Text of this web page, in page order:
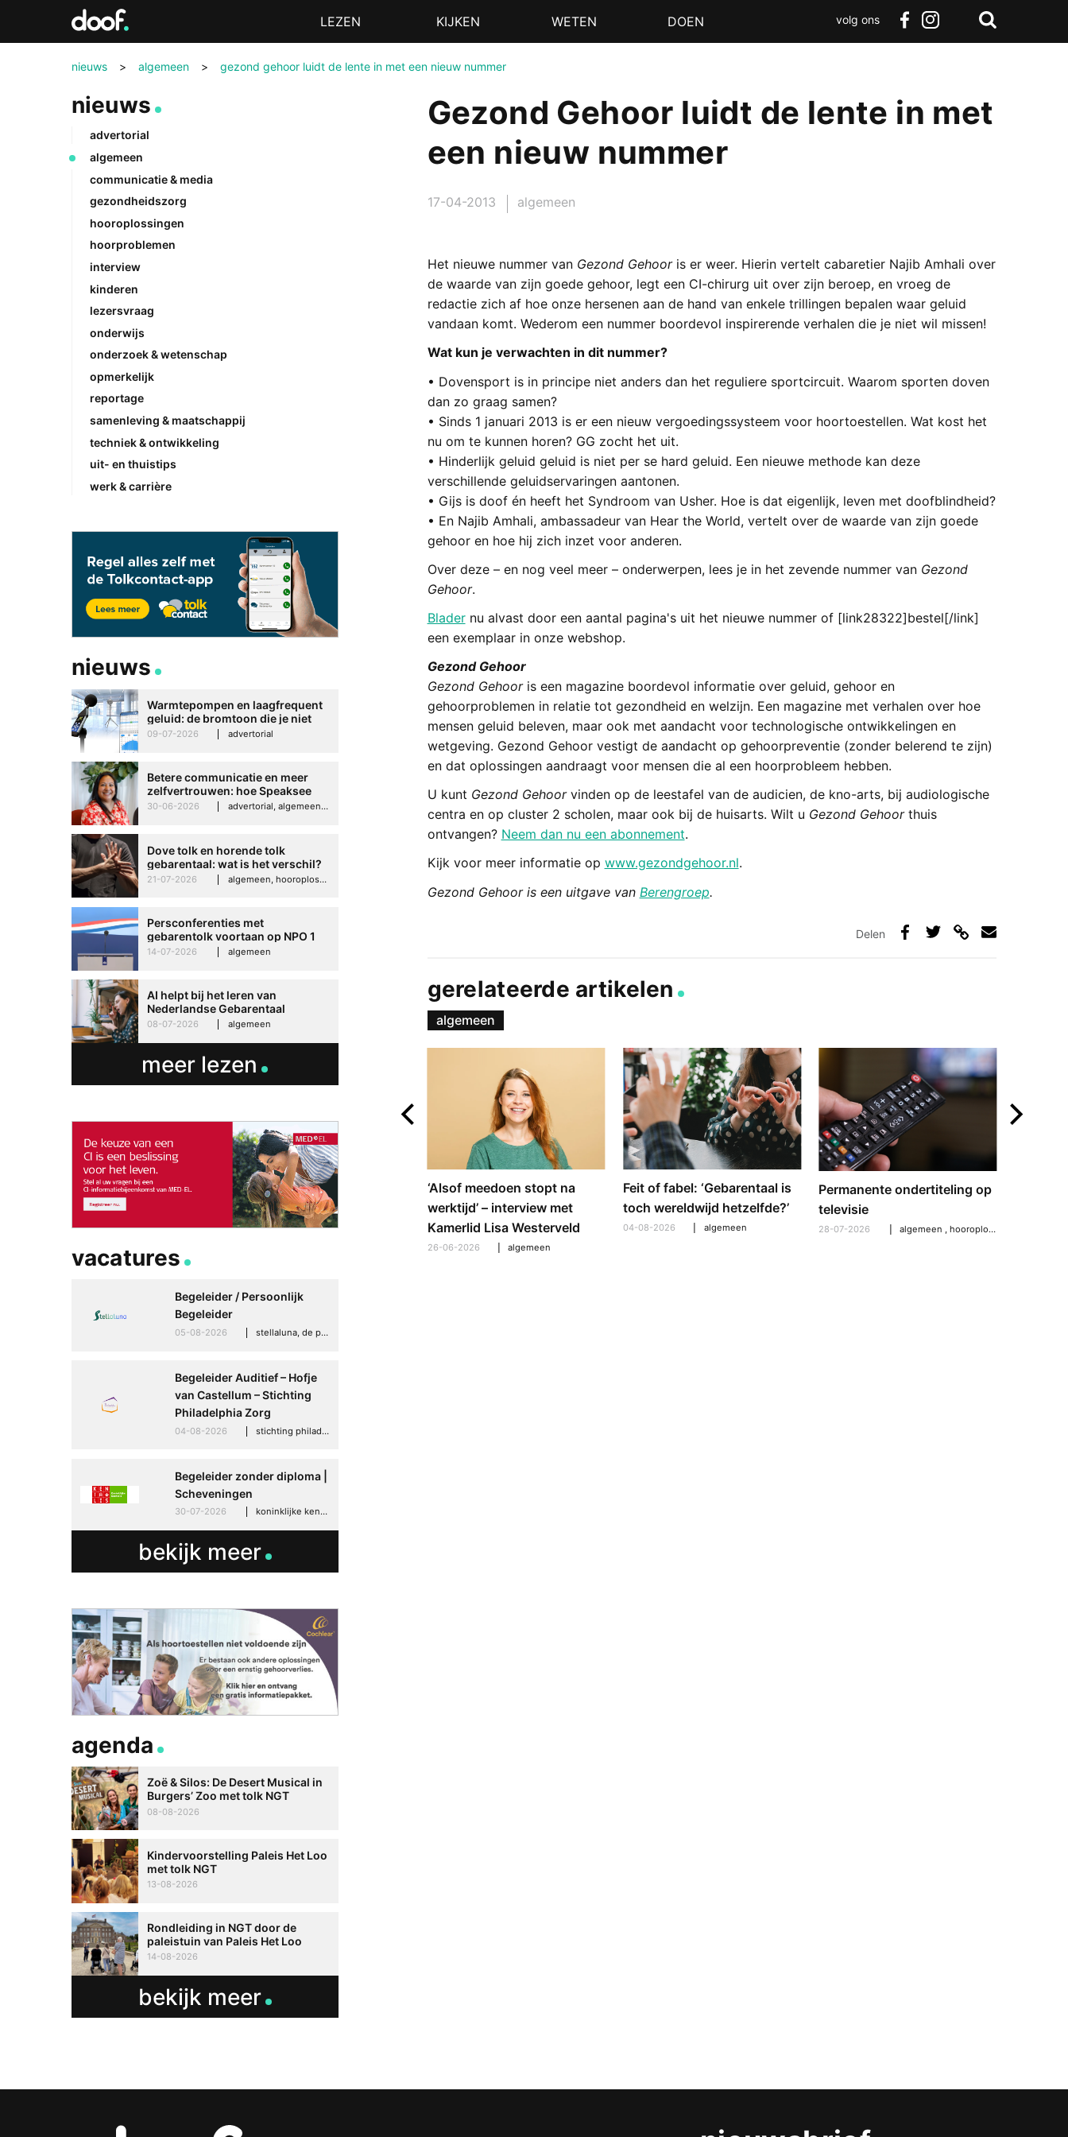
MenuLEZEN KIJKEN WETEN DOEN
volg ons
nieuws > algemeen > gezond gehoor luidt de lente in met een nieuw nummer
Gezond Gehoor luidt de lente in met
een nieuw nummer
17-04-2013 algemeen
Het nieuwe nummer van Gezond Gehooris er weer. Hierin vertelt cabaretier Najib Amhali over
de waarde van zijn goede gehoor, legt een CI-chirurg uit over zijn beroep, en vroeg de
redactie zich af hoe onze hersenen aan de hand van enkele trillingen bepalen waar geluid
vandaan komt. Wederom een nummer boordevol inspirerende verhalen die je niet wil missen!
Wat kun je verwachten in dit nummer?
• Dovensport is in principe niet anders dan het reguliere sportcircuit. Waarom sporten doven
dan zo graag samen?
• Sinds 1 januari 2013 is er een nieuw vergoedingssysteem voor hoortoestellen. Wat kost het
nu om te kunnen horen? GG zocht het uit.
• Hinderlijk geluid geluid is niet per se hard geluid. Een nieuwe methode kan deze
verschillende geluidservaringen aantonen.
• Gijs is doof én heeft het Syndroom van Usher. Hoe is dat eigenlijk, leven met doofblindheid?
• En Najib Amhali, ambassadeur van Hear the World, vertelt over de waarde van zijn goede
gehoor en hoe hij zich inzet voor anderen.
Over deze – en nog veel meer – onderwerpen, lees je in het zevende nummer van Gezond
Gehoor.
Bladernu alvast door een aantal pagina's uit het nieuwe nummer of [link28322]bestel[/link]
een exemplaar in onze webshop.
Gezond Gehoor
Gezond Gehooris een magazine boordevol informatie over geluid, gehoor en
gehoorproblemen in relatie tot gezondheid en welzijn. Een magazine met verhalen over hoe
mensen geluid beleven, maar ook met aandacht voor technologische ontwikkelingen en
wetgeving. Gezond Gehoor vestigt de aandacht op gehoorpreventie (zonder belerend te zijn)
en dat oplossingen aandraagt voor mensen die al een hoorprobleem hebben.
U kunt Gezond Gehoorvinden op de leestafel van de audicien, de kno-arts, bij audiologische
centra en op cluster 2 scholen, maar ook bij de huisarts. Wilt u Gezond Gehoorthuis
ontvangen? Neem dan nu een abonnement.
Kijk voor meer informatie op www.gezondgehoor.nl.
Gezond Gehoor is een uitgave van Berengroep.
Delen
gerelateerde artikelen
algemeen
Feit of fabel: ‘Gebarentaal is
toch wereldwijd hetzelfde?’
04-08-2026 algemeen
Permanente ondertiteling op
televisie
28-07-2026 algemeen ,hooroplossingen
Betere communicatie en
meer zelfvertrouwen: hoe
Speaksee Imelda helpt om te
‘Alsof meedoen stopt na
werktijd’ – interview met
Kamerlid Lisa Westerveld
26-06-2026 algemeen
nieuws
advertorial
algemeen
communicatie & media
gezondheidszorg
hooroplossingen
hoorproblemen
interview
kinderen
lezersvraag
onderwijs
onderzoek & wetenschap
opmerkelijk
reportage
samenleving & maatschappij
techniek & ontwikkeling
uit- en thuistips
werk & carrière
nieuws
Warmtepompen en laagfrequent
geluid: de bromtoon die je niet
kunt negeren
09-07-2026 advertorial
Betere communicatie en meer
zelfvertrouwen: hoe Speaksee
Imelda helpt om te groeien in
30-06-2026 advertorial, algemeen, hooroplossingen, interview
Dove tolk en horende tolk
gebarentaal: wat is het verschil?
21-07-2026 algemeen, hooroplossingen, hoorproblemen, samenleving & maatschappij
Persconferenties met
gebarentolk voortaan op NPO 1
Extra
14-07-2026 algemeen
AI helpt bij het leren van
Nederlandse Gebarentaal
08-07-2026 algemeen
meer lezen
vacatures
Begeleider / Persoonlijk
Begeleider
05-08-2026 stellaluna, de punt (drenthe)
Begeleider Auditief – Hofje
van Castellum – Stichting
Philadelphia Zorg
04-08-2026 stichting philadelphia zorg, den haag
Begeleider zonder diploma |
Scheveningen
30-07-2026 koninklijke kentalis, scheveningen
bekijk meer
agenda
Zoë & Silos: De Desert Musical in
Burgers’ Zoo met tolk NGT
08-08-2026
Kindervoorstelling Paleis Het Loo
met tolk NGT
13-08-2026
Rondleiding in NGT door de
paleistuin van Paleis Het Loo
14-08-2026
bekijk meer
Doof.nl
Zoeken
Terug